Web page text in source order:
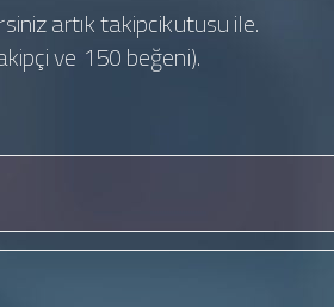
artık takipcikutusu ile.
ve 150 beğeni).